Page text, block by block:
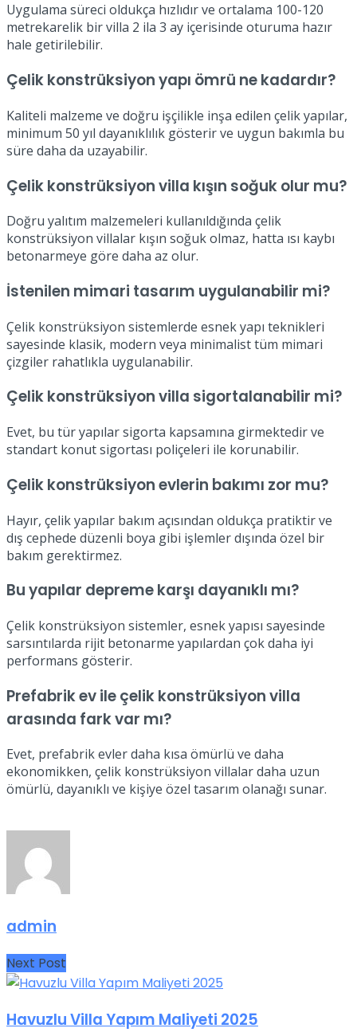
Uygulama süreci oldukça hızlıdır ve ortalama 100-120
metrekarelik bir villa 2 ila 3 ay içerisinde oturuma hazır
hale getirilebilir.
Çelik konstrüksiyon yapı ömrü ne kadardır?
Kaliteli malzeme ve doğru işçilikle inşa edilen çelik yapılar,
minimum 50 yıl dayanıklılık gösterir ve uygun bakımla bu
süre daha da uzayabilir.
Çelik konstrüksiyon villa kışın soğuk olur mu?
Doğru yalıtım malzemeleri kullanıldığında çelik
konstrüksiyon villalar kışın soğuk olmaz, hatta ısı kaybı
betonarmeye göre daha az olur.
İstenilen mimari tasarım uygulanabilir mi?
Çelik konstrüksiyon sistemlerde esnek yapı teknikleri
sayesinde klasik, modern veya minimalist tüm mimari
çizgiler rahatlıkla uygulanabilir.
Çelik konstrüksiyon villa sigortalanabilir mi?
Evet, bu tür yapılar sigorta kapsamına girmektedir ve
standart konut sigortası poliçeleri ile korunabilir.
Çelik konstrüksiyon evlerin bakımı zor mu?
Hayır, çelik yapılar bakım açısından oldukça pratiktir ve
dış cephede düzenli boya gibi işlemler dışında özel bir
bakım gerektirmez.
Bu yapılar depreme karşı dayanıklı mı?
Çelik konstrüksiyon sistemler, esnek yapısı sayesinde
sarsıntılarda rijit betonarme yapılardan çok daha iyi
performans gösterir.
Prefabrik ev ile çelik konstrüksiyon villa
arasında fark var mı?
Evet, prefabrik evler daha kısa ömürlü ve daha
ekonomikken, çelik konstrüksiyon villalar daha uzun
ömürlü, dayanıklı ve kişiye özel tasarım olanağı sunar.
admin
Next Post
Havuzlu Villa Yapım Maliyeti 2025